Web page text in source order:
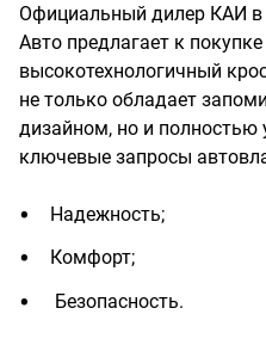
Официальный дилер КАИ
Авто предлагает к
высокотехнологичный
не только обладает
дизайном, но и полностью
ключевые запросы
Надежность;
Комфорт;
Безопасность.